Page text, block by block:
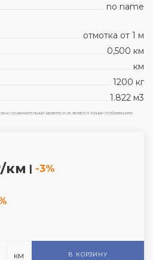
no name
отмотка от 1 м
0,500 км
км
1200 кг
1.822 м3
ознакомительный характер и не являются точным отображением
км | -3%
км В КОРЗИНУ